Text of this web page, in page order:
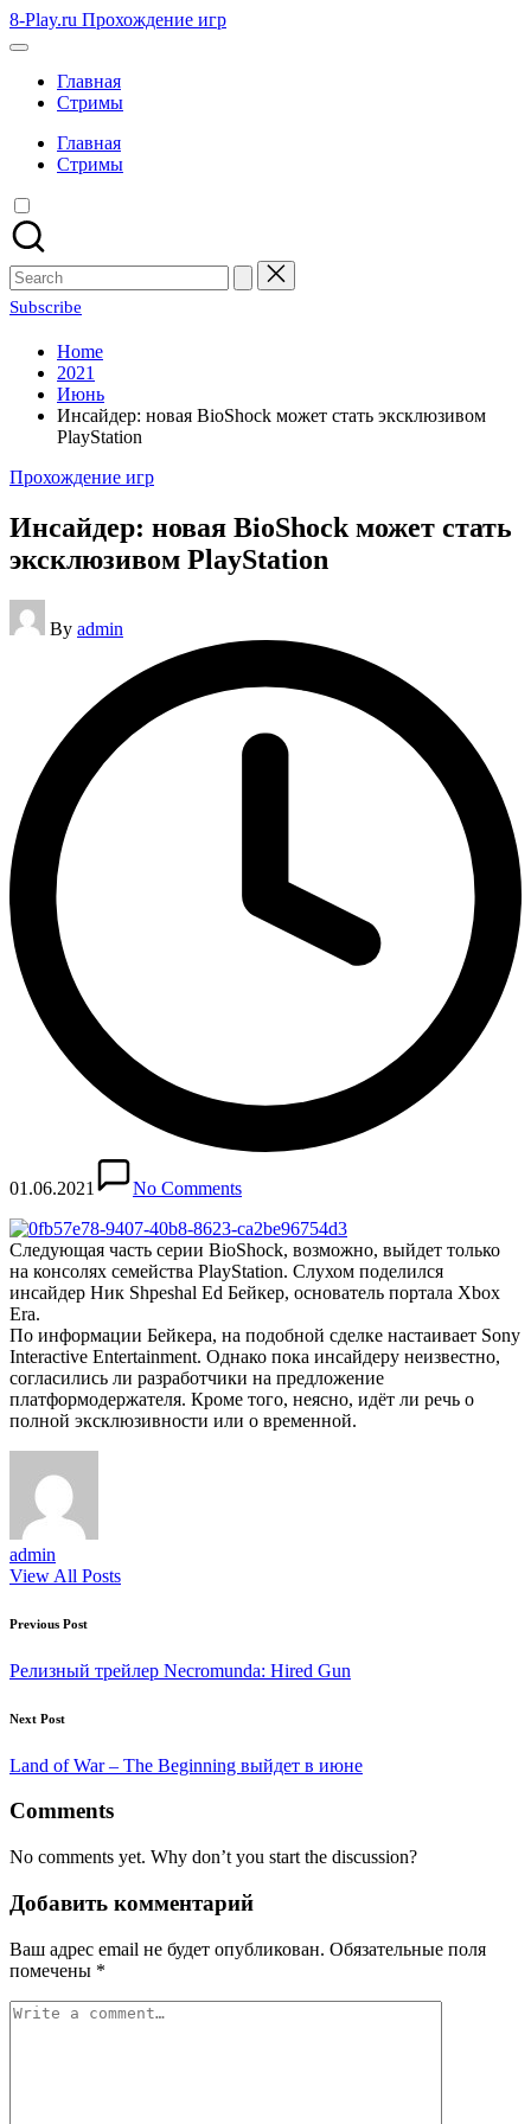
Skip
to
8-Play.ru Прохождение игр
Главная
Стримы
Главная
Стримы
Search
for:
Subscribe
Home
2021
Июнь
Инсайдер: новая BioShock может стать эксклюзивом
PlayStation
Posted
Прохождение игр
Инсайдер: новая BioShock может стать
эксклюзивом PlayStation
Posted
by
By admin
01.06.2021 No Comments
Следующая часть серии BioShock, возможно, выйдет только
на консолях семейства PlayStation. Слухом поделился
инсайдер Ник Shpeshal Ed Бейкер, основатель портала Xbox
Era.
По информации Бейкера, на подобной сделке настаивает Sony
Interactive Entertainment. Однако пока инсайдеру неизвестно,
согласились ли разработчики на предложение
платформодержателя. Кроме того, неясно, идёт ли речь о
полной эксклюзивности или о временной.
admin
View All Posts
Post
navigation
Previous Post
Релизный трейлер Necromunda: Hired Gun
Next Post
​​Land of War – The Beginning выйдет в июне
Comments
No comments yet. Why don’t you start the discussion?
Добавить комментарий
Ваш адрес email не будет опубликован. Обязательные поля
помечены *